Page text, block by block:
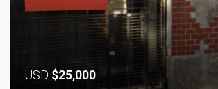
USD $25,000